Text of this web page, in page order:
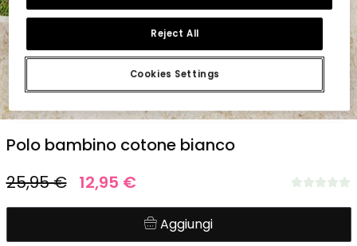
Polo bambino cotone bianco
25,95 € 12,95 €
Aggiungi
Cookies Settings
Reject All